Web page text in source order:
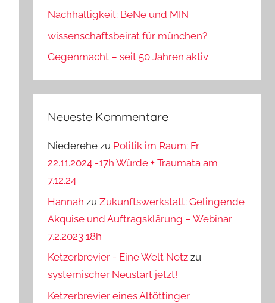
Nachhaltigkeit: BeNe und MIN
wissenschaftsbeirat für münchen?
Gegenmacht – seit 50 Jahren aktiv
Neueste Kommentare
Niederehe zu Politik im Raum: Fr
22.11.2024 -17h Würde + Traumata am
7.12.24
Hannah zuZukunftswerkstatt: Gelingende
Akquise und Auftragsklärung – Webinar
7.2.2023 18h
Ketzerbrevier - Eine Welt Netz zu
systemischer Neustart jetzt!
Ketzerbrevier eines Altöttinger